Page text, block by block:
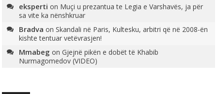
eksperti on Muçi u prezantua te Legia e Varshavës, ja për
sa vite ka nënshkruar
Bradva onSkandali në Paris, Kultesku, arbitri që në 2008-ën
kishte tentuar vetëvrasjen!
Mmabeg onGjejnë pikën e dobët të Khabib
Nurmagomedov (VIDEO)